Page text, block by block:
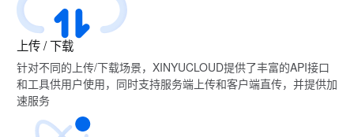
上传 / 下载
针对不同的上传/下载场景，XINYUCLOUD提供了丰富的API接口
和工具供用户使用，同时支持服务端上传和客户端直传，并提供加
速服务